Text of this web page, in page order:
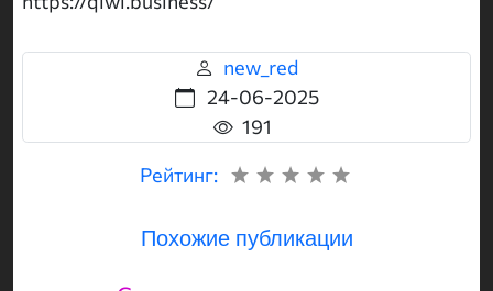
new_red
24-06-2025
191
Рейтинг:
Похожие публикации